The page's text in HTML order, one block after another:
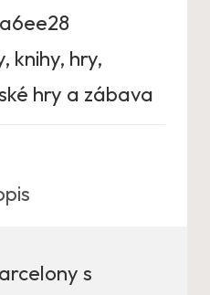
knihy, hry,
hry a zábava
s